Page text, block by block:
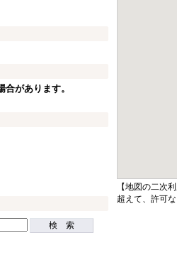
があります。
検 索
【地図の二次
超えて、許可